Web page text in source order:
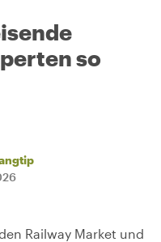
so
Railway Market und